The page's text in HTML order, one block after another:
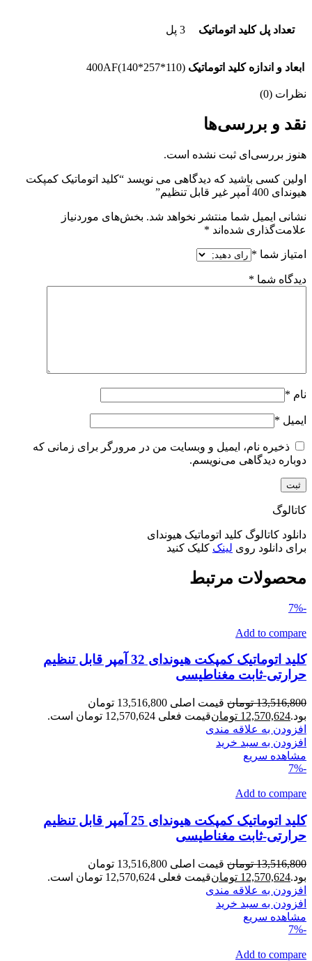
تعداد پل کلید اتوماتیک 3 پل
ابعاد و اندازه کلید اتوماتیک 400AF(140*257*110)
نظرات (0)
نقد و بررسی‌ها
هنوز بررسی‌ای ثبت نشده است.
اولین کسی باشید که دیدگاهی می نویسد “کلید اتوماتیک کمپکت
هیوندای 400 آمپر غیر قابل تنظیم”
نشانی ایمیل شما منتشر نخواهد شد. بخش‌های موردنیاز
علامت‌گذاری شده‌اند *
امتیاز شما *
دیدگاه شما *
نام *
ایمیل *
ذخیره نام، ایمیل و وبسایت من در مرورگر برای زمانی که
دوباره دیدگاهی می‌نویسم.
کاتالوگ
دانلود کاتالوگ کلید اتوماتیک هیوندای
برای دانلود روی لینک کلیک کنید
محصولات مرتبط
-7%
Add to compare
کلید اتوماتیک کمپکت هیوندای 32 آمپر قابل تنظیم
حرارتی-ثابت مغناطیسی
13,516,800 تومان
قیمت اصلی 13,516,800 تومان
بود.12,570,624 تومانقیمت فعلی 12,570,624 تومان است.
افزودن به علاقه مندی
افزودن به سبد خرید
مشاهده سریع
-7%
Add to compare
کلید اتوماتیک کمپکت هیوندای 25 آمپر قابل تنظیم
حرارتی-ثابت مغناطیسی
13,516,800 تومان
قیمت اصلی 13,516,800 تومان
بود.12,570,624 تومانقیمت فعلی 12,570,624 تومان است.
افزودن به علاقه مندی
افزودن به سبد خرید
مشاهده سریع
-7%
Add to compare